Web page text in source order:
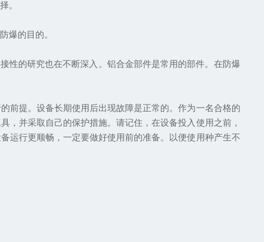
。
爆的目的。
性的研究也在不断深入。铝合金部件是常用的部件。在防爆
前提。设备长期使用后出现故障是正常的。作为一名合格的
，并采取自己的保护措施。请记住，在设备投入使用之前，
运行更顺畅，一定要做好使用前的准备。以便使用种产生不